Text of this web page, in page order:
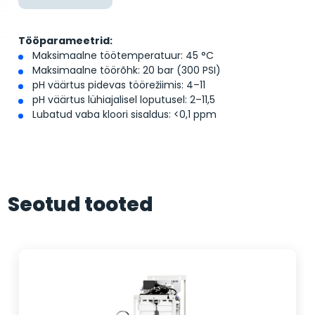
Tööparameetrid:
Maksimaalne töötemperatuur: 45 °C
Maksimaalne töörõhk: 20 bar (300 PSI)
pH väärtus pidevas töörežiimis: 4–11
pH väärtus lühiajalisel loputusel: 2–11,5
Lubatud vaba kloori sisaldus: <0,1 ppm
Seotud tooted